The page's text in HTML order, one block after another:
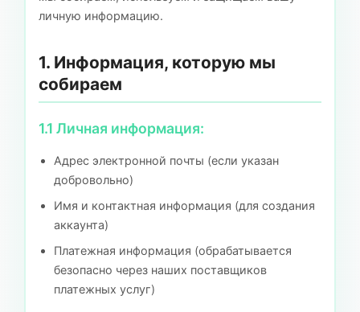
личную информацию.
1. Информация, которую мы
собираем
1.1 Личная информация:
Адрес электронной почты (если указан
добровольно)
Имя и контактная информация (для создания
аккаунта)
Платежная информация (обрабатывается
безопасно через наших поставщиков
платежных услуг)